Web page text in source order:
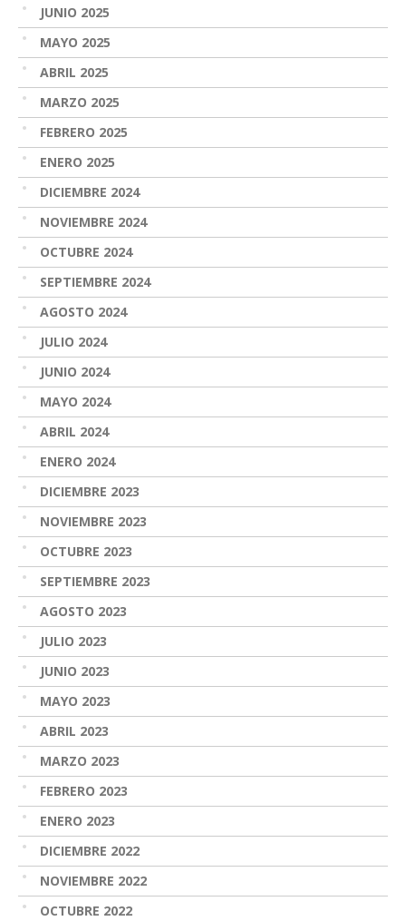
JUNIO 2025
MAYO 2025
ABRIL 2025
MARZO 2025
FEBRERO 2025
ENERO 2025
DICIEMBRE 2024
NOVIEMBRE 2024
OCTUBRE 2024
SEPTIEMBRE 2024
AGOSTO 2024
JULIO 2024
JUNIO 2024
MAYO 2024
ABRIL 2024
ENERO 2024
DICIEMBRE 2023
NOVIEMBRE 2023
OCTUBRE 2023
SEPTIEMBRE 2023
AGOSTO 2023
JULIO 2023
JUNIO 2023
MAYO 2023
ABRIL 2023
MARZO 2023
FEBRERO 2023
ENERO 2023
DICIEMBRE 2022
NOVIEMBRE 2022
OCTUBRE 2022